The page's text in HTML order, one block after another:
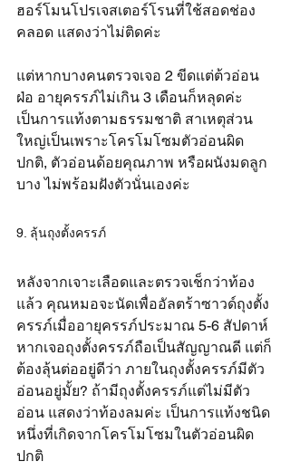
ฮอร์โมนโปรเจสเตอร์โรนที่ใช้สอดช่อง
คลอด แสดงว่าไม่ติดค่ะ
แต่หากบางคนตรวจเจอ 2 ขีดแต่ต้วอ่อน
ฝ่อ อายุครรภ์ไม่เกิน 3 เดือนก็หลุดค่ะ
เป็นการแท้งตามธรรมชาติ สาเหตุส่วน
ใหญ่เป็นเพราะโครโมโซมตัวอ่อนผิด
ปกติ, ตัวอ่อนด้อยคุณภาพ หรือผนังมดลูก
บาง ไม่พร้อมฝังตัวนั่นเองค่ะ
9. ลุ้นถุงตั้งครรภ์
หลังจากเจาะเลือดและตรวจเช็กว่าท้อง
แล้ว คุณหมอจะนัดเพื่ออัลตร้าซาวด์ถุงตั้ง
ครรภ์เมื่ออายุครรภ์ประมาณ 5-6 สัปดาห์
หากเจอถุงตั้งครรภ์ถือเป็นสัญญาณดี แต่ก็
ต้องลุ้นต่ออยู่ดีว่า ภายในถุงตั้งครรภ์มีตัว
อ่อนอยู่มั้ย? ถ้ามีถุงตั้งครรภ์แต่ไม่มีตัว
อ่อน แสดงว่าท้องลมค่ะ เป็นการแท้งชนิด
หนึ่งที่เกิดจากโครโมโซมในตัวอ่อนผิด
ปกติ